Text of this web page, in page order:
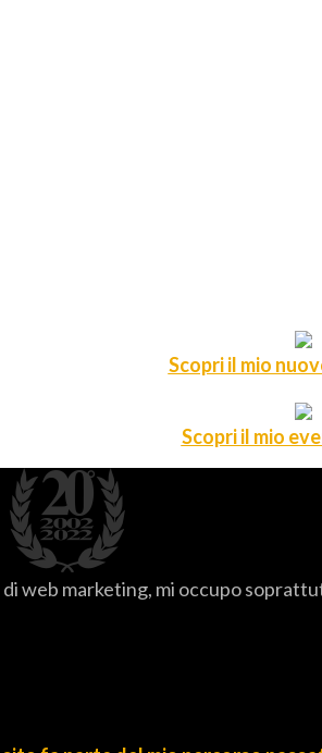
Scopri il mio
Scopri il mio
web marketing, mi occupo